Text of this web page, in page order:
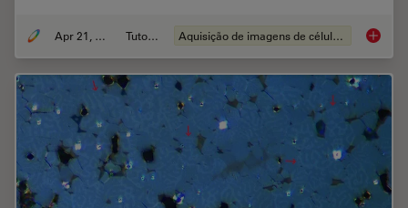
Apr 21, 2026 Tutorial Aquisição de imagens de células vivas